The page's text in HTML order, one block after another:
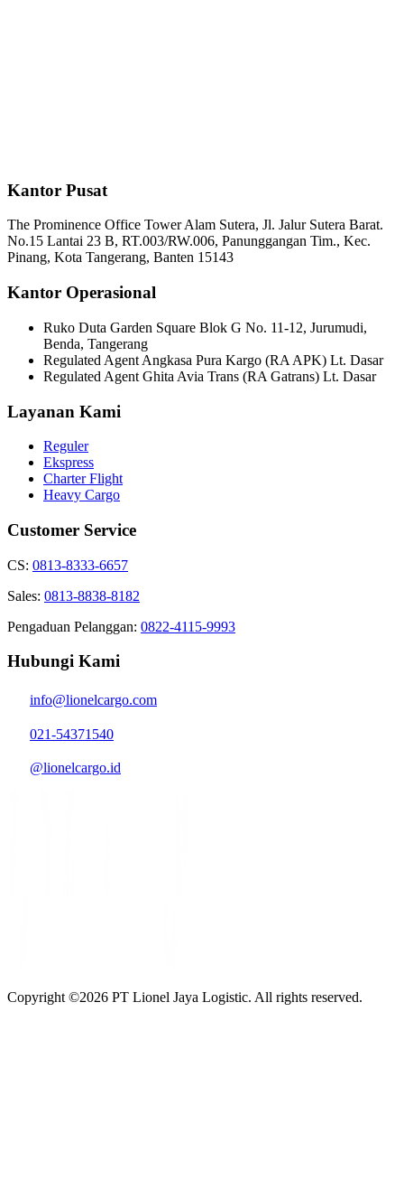
Kantor Pusat
The Prominence Office Tower Alam Sutera, Jl. Jalur Sutera Barat.
No.15 Lantai 23 B, RT.003/RW.006, Panunggangan Tim., Kec.
Pinang, Kota Tangerang, Banten 15143
Kantor Operasional
Ruko Duta Garden Square Blok G No. 11-12, Jurumudi,
Benda, Tangerang
Regulated Agent Angkasa Pura Kargo (RA APK) Lt. Dasar
Regulated Agent Ghita Avia Trans (RA Gatrans) Lt. Dasar
Layanan Kami
Reguler
Ekspress
Charter Flight
Heavy Cargo
Customer Service
CS: 0813-8333-6657
Sales: 0813-8838-8182
Pengaduan Pelanggan: 0822-4115-9993
Hubungi Kami
info@lionelcargo.com
021-54371540
@lionelcargo.id
Copyright ©2026 PT Lionel Jaya Logistic. All rights reserved.